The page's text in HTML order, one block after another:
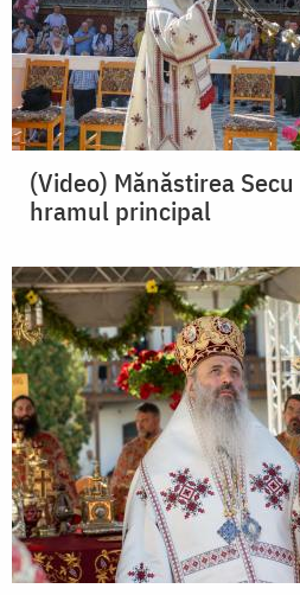
(Video) Mănăstirea
hramul principal